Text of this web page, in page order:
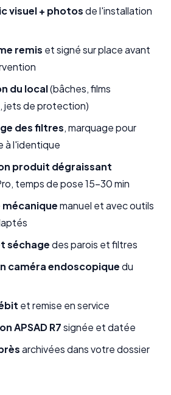
visuel + photosde l'installation
remis et signé sur place avant
du local(bâches, films
jets de protection)
des filtres, marquage pour
à l'identique
produit dégraissant
temps de pose 15-30 min
mécaniquemanuel et avec outils
séchagedes parois et filtres
caméra endoscopiquedu
et remise en service
APSAD R7signée et datée
archivées dans votre dossier